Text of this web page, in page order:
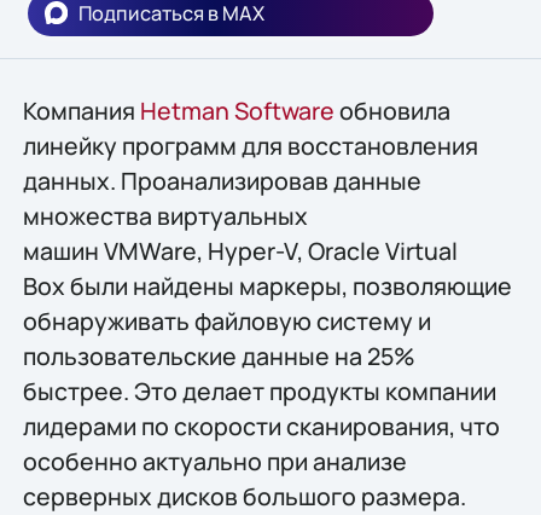
Подписаться в MAX
Компания Hetman Softwareобновила
линейку программ для восстановления
данных. Проанализировав данные
множества виртуальных
машин VMWare, Hyper-V, Oracle Virtual
Box были найдены маркеры, позволяющие
обнаруживать файловую систему и
пользовательские данные на 25%
быстрее. Это делает продукты компании
лидерами по скорости сканирования, что
особенно актуально при анализе
серверных дисков большого размера.